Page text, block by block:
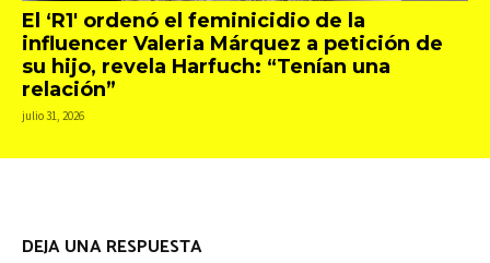
El ‘R1′ ordenó el feminicidio de la
influencer Valeria Márquez a petición de
su hijo, revela Harfuch: “Tenían una
relación”
julio 31, 2026
DEJA UNA RESPUESTA